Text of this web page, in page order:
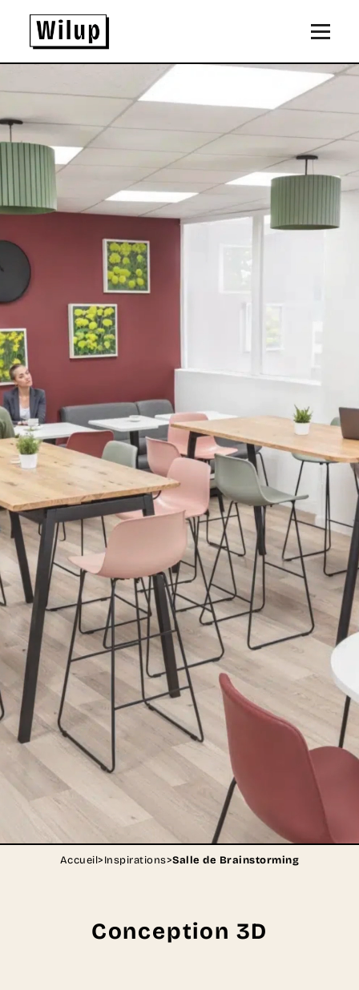
Revenir sur la page d'accueil
Accueil>Inspirations>Salle de Brainstorming
Conception 3D